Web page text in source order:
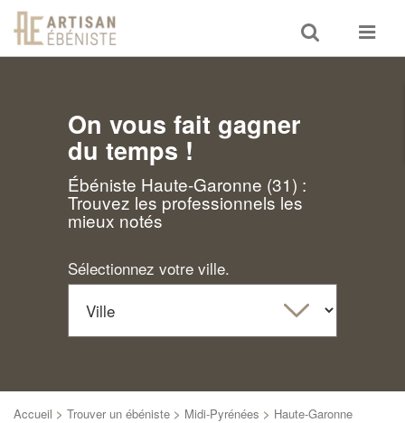
Toggle
search
Toggle
On vous fait gagner
du temps !
Ébéniste Haute-Garonne (31) :
Trouvez les professionnels les
mieux notés
Sélectionnez votre ville.
Accueil > Trouver un ébéniste > Midi-Pyrénées > Haute-Garonne